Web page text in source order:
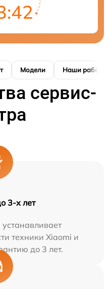
Модели Наши работы
сервис-
3-х лет
техники Xiaomi и
до 3 лет.